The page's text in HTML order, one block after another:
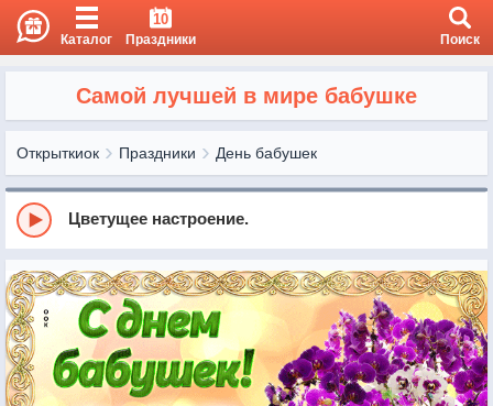
Каталог
10
Праздники Поиск
Самой лучшей в мире бабушке
Открыткиок Праздники День бабушек
Цветущее настроение.